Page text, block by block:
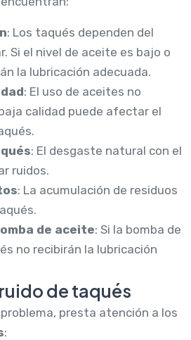
: Los taqués dependen del
Si el nivel de aceite es bajo o
la lubricación adecuada.
: El uso de aceites no
calidad puede afectar el
: El desgaste natural con el
ruidos.
: La acumulación de residuos
de aceite: Si la bomba de
no recibirán la lubricación
de taqués
presta atención a los
: